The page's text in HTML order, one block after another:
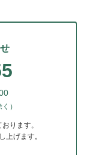
）
ります。
上げます。